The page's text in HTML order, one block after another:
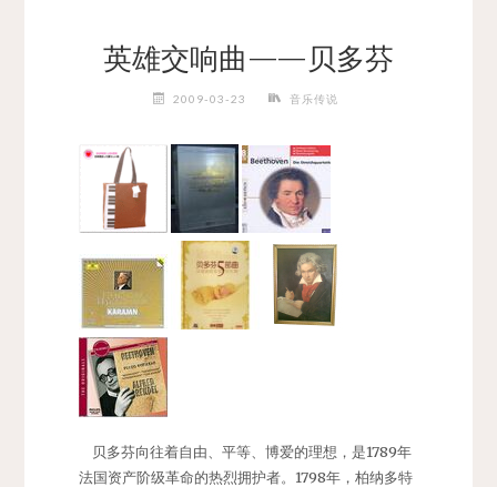
英雄交响曲——贝多芬
2009-03-23 音乐传说
贝多芬向往着自由、平等、博爱的理想，是1789年
法国资产阶级革命的热烈拥护者。1798年，柏纳多特